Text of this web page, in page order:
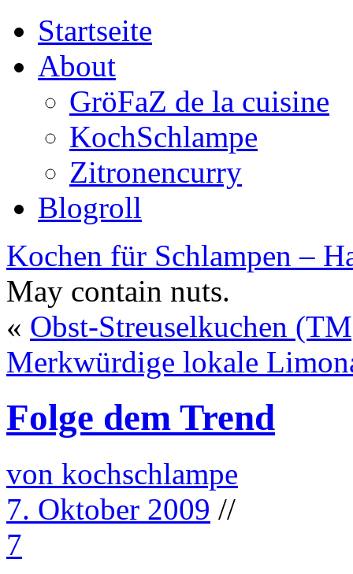
Startseite
About
GröFaZ de la cuisine
KochSchlampe
Zitronencurry
Blogroll
Kochen für Schlampen –
May contain nuts.
« Obst-Streuselkuchen
Merkwürdige lokale
Folge dem Trend
von kochschlampe
7. Oktober 2009 //
7